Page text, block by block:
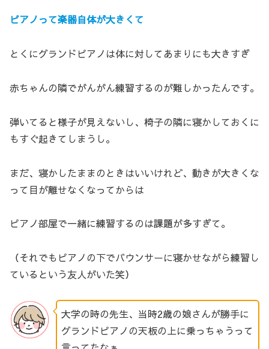
ピアノって楽器自体が大きくて
とくにグランドピアノは体に対してあまりにも大きすぎ
赤ちゃんの隣でがんがん練習するのが難しかったんです。
弾いてると様子が見えないし、椅子の隣に寝かしておくに
もすぐ起きてしまうし。
まだ、寝かしたままのときはいいけれど、動きが大きくな
って目が離せなくなってからは
ピアノ部屋で一緒に練習するのは課題が多すぎて。
（それでもピアノの下でバウンサーに寝かせながら練習し
ているという友人がいた笑）
大学の時の先生、当時2歳の娘さんが勝手に
グランドピアノの天板の上に乗っちゃうって